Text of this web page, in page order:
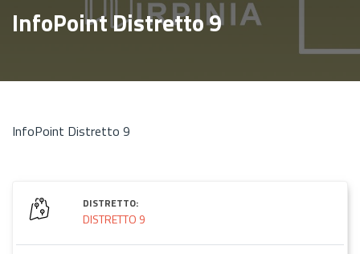
InfoPoint Distretto 9
InfoPoint Distretto 9
DISTRETTO:
DISTRETTO 9